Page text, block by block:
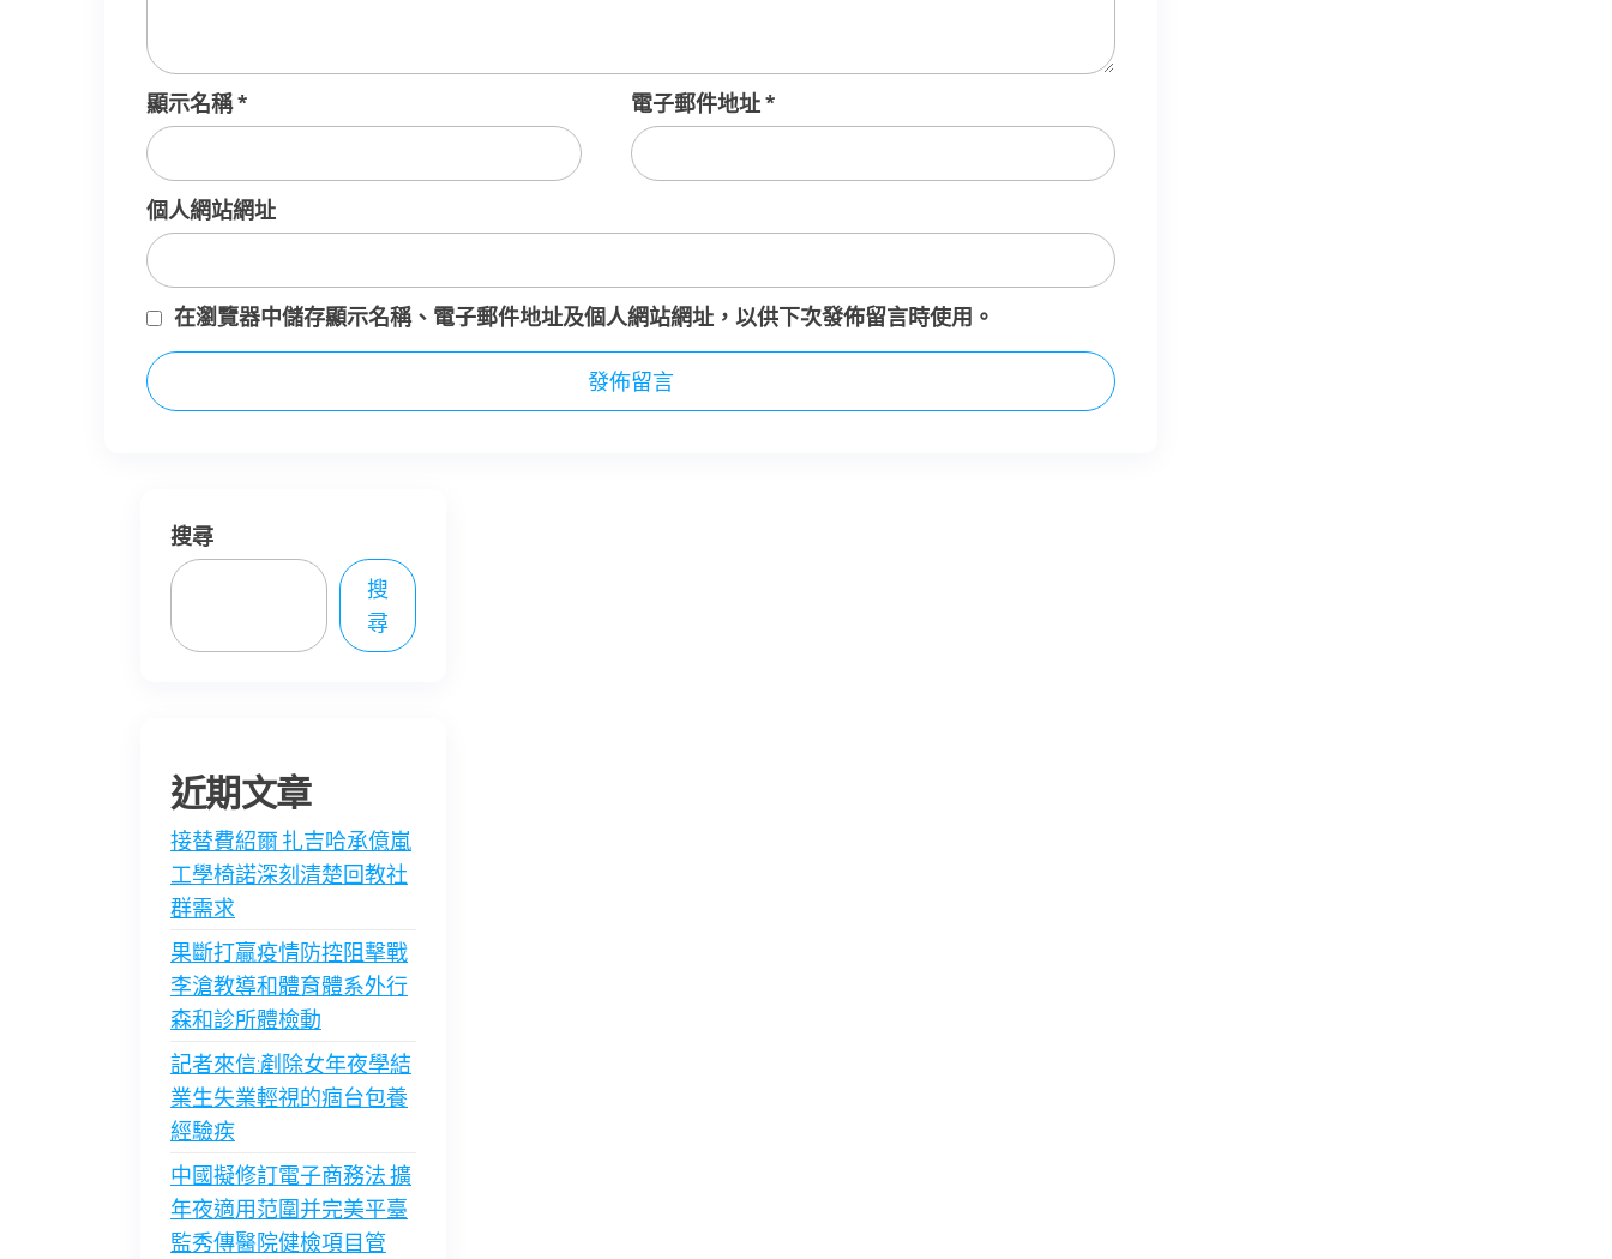
顯示名稱* 電子郵件地址*
個人網站網址
在瀏覽器中儲存顯示名稱、電子郵件地址及個人網站網址，以供下次發佈留言時使用。
搜尋
搜
尋
近期文章
接替費紹爾 扎吉哈承億嵐
工學椅諾深刻清楚回教社
群需求
果斷打贏疫情防控阻擊戰
李滄教導和體育體系外行
森和診所體檢動
記者來信:剷除女年夜學結
業生失業輕視的痼台包養
經驗疾
中國擬修訂電子商務法 擴
年夜適用范圍并完美平臺
監秀傳醫院健檢項目管